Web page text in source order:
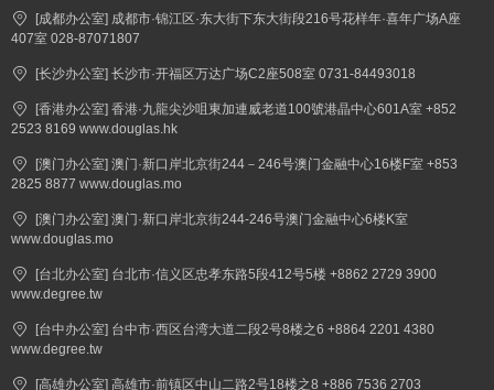
[成都办公室] 成都市·锦江区·东大街下东大街段216号花样年·喜年广场A座
407室 028-87071807
[长沙办公室] 长沙市·开福区万达广场C2座508室 0731-84493018
[香港办公室] 香港·九龍尖沙咀東加連威老道100號港晶中心601A室 +852
2523 8169 www.douglas.hk
[澳门办公室] 澳门·新口岸北京街244－246号澳门金融中心16楼F室 +853
2825 8877 www.douglas.mo
[澳门办公室] 澳门·新口岸北京街244-246号澳门金融中心6楼K室
www.douglas.mo
[台北办公室] 台北市·信义区忠孝东路5段412号5楼 +8862 2729 3900
www.degree.tw
[台中办公室] 台中市·西区台湾大道二段2号8楼之6 +8864 2201 4380
www.degree.tw
[高雄办公室] 高雄市·前镇区中山二路2号18楼之8 +886 7536 2703